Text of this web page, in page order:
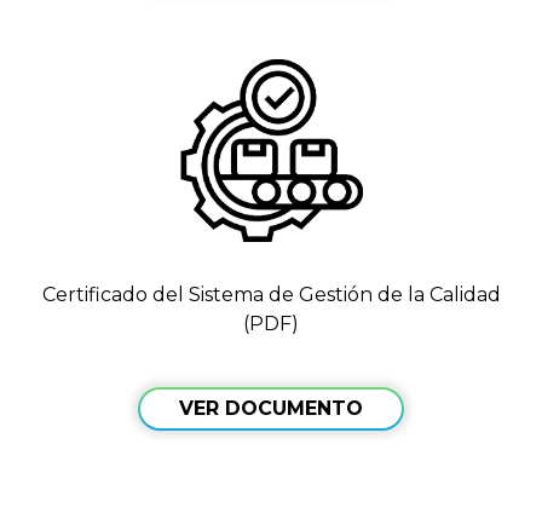
Certificado del Sistema de Gestión de la Calidad
(PDF)
VER DOCUMENTO